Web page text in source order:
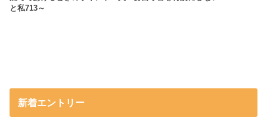
と私713～
新着エントリー